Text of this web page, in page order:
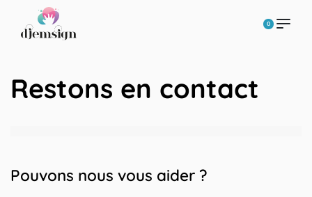
0
Restons en contact
Pouvons nous vous aider ?